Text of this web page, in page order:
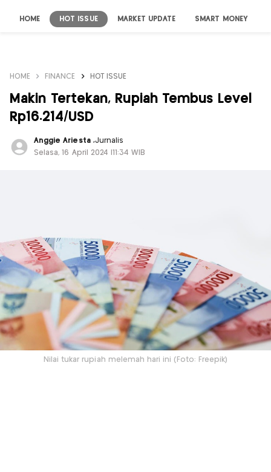
HOME HOT ISSUE MARKET UPDATE SMART MONEY
HOME FINANCE HOT ISSUE
Makin Tertekan, Rupiah Tembus Level
Rp16.214/USD
Anggie Ariesta ,Jurnalis
Selasa, 16 April 2024 |11:34 WIB
Nilai tukar rupiah melemah hari ini (Foto: Freepik)